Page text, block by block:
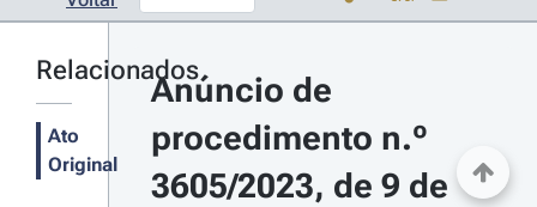
Relacionados
Ato
Original
Anúncio de
procedimento n.º
3605/2023, de 9 de